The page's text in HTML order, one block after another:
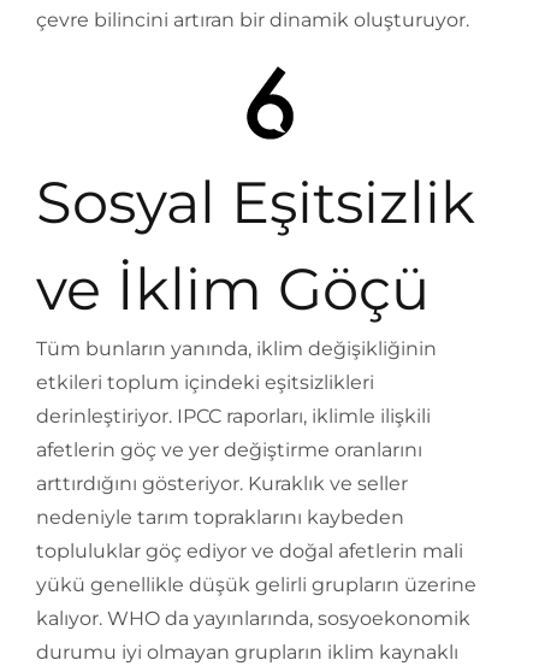
çevre bilincini artıran bir dinamik oluşturuyor.
Sosyal Eşitsizlik
ve İklim Göçü
Tüm bunların yanında, iklim değişikliğinin
etkileri toplum içindeki eşitsizlikleri
derinleştiriyor. IPCC raporları, iklimle ilişkili
afetlerin göç ve yer değiştirme oranlarını
arttırdığını gösteriyor. Kuraklık ve seller
nedeniyle tarım topraklarını kaybeden
topluluklar göç ediyor ve doğal afetlerin mali
yükü genellikle düşük gelirli grupların üzerine
kalıyor. WHO da yayınlarında, sosyoekonomik
durumu iyi olmayan grupların iklim kaynaklı